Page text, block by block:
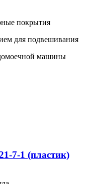
покрытия
для подвешивания
машины
7-1 (пластик)